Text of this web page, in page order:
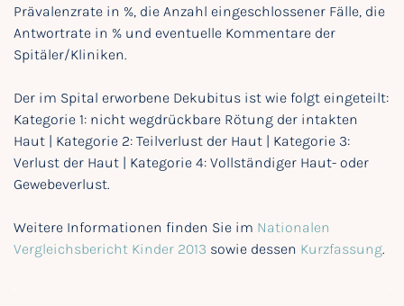
Prävalenzrate in %, die Anzahl eingeschlossener Fälle, die
Antwortrate in % und eventuelle Kommentare der
Spitäler/Kliniken.
Der im Spital erworbene Dekubitus ist wie folgt eingeteilt:
Kategorie 1: nicht wegdrückbare Rötung der intakten
Haut | Kategorie 2: Teilverlust der Haut | Kategorie 3:
Verlust der Haut | Kategorie 4: Vollständiger Haut- oder
Gewebeverlust.
Weitere Informationen finden Sie im Nationalen
Vergleichsbericht Kinder 2013 sowie dessen Kurzfassung.